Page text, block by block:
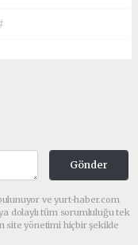
Gönder
ve yurt-haber.com
dolaylı tüm sorumluluğu tek
site yönetimi hiçbir şekilde